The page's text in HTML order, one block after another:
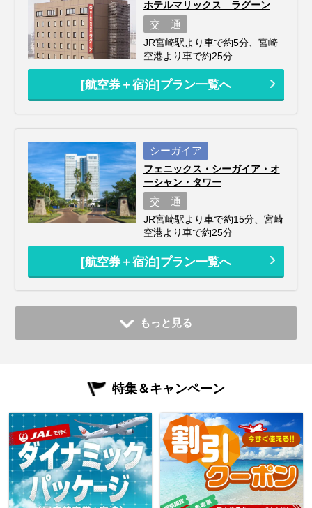
ホテルマリックス ラグーン
交 通
JR宮崎駅より車で約5分、宮崎
空港より車で約25分
[航空券＋宿泊]プラン一覧へ
シーガイア
フェニックス・シーガイア・オ
ーシャン・タワー
交 通
JR宮崎駅より車で約15分、宮崎
空港より車で約25分
[航空券＋宿泊]プラン一覧へ
もっと見る
特集＆キャンペーン